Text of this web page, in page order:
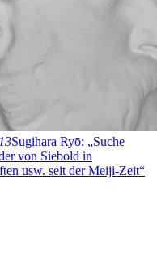
Sugihara Ryō: „Suche
von Siebold in
usw. seit der Meiji-Zeit“